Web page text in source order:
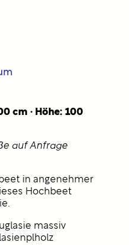
cm · Höhe: 100
auf Anfrage
in angenehmer
Hochbeet
massiv